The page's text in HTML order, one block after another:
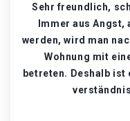
Sehr freundlich,
Immer aus
werden, wird man
Wohnung mit
betreten. Deshalb ist